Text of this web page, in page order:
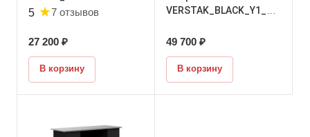
5 ★7 отзывов
27 200 ₽
В корзину
VERSTAK_BLACK_Y1_18
49 700 ₽
В корзину